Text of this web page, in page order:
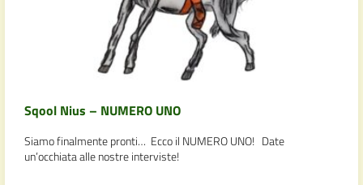
Sqool Nius – NUMERO UNO
Siamo finalmente pronti… Ecco il NUMERO UNO! Date
un’occhiata alle nostre interviste!